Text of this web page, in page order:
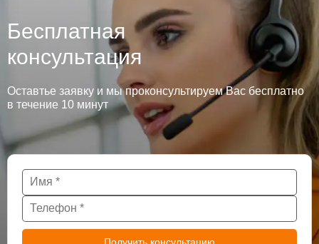
Бесплатная
консультация
Оставтье заявку и мы проконсультируем Вас бесплатно
в течение 10 минут